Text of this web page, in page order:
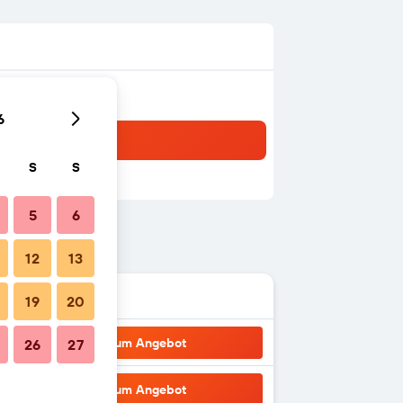
Zum Angebot
Zum Angebot
S S
5 6
12 13
19 20
26 27